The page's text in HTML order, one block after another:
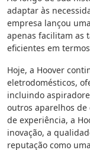
adaptar às
empresa lançou
apenas facilitam as
eficientes em
Hoje, a Hoover
eletrodomésticos,
incluindo
outros aparelhos de
de experiência, a
inovação, a
reputação como